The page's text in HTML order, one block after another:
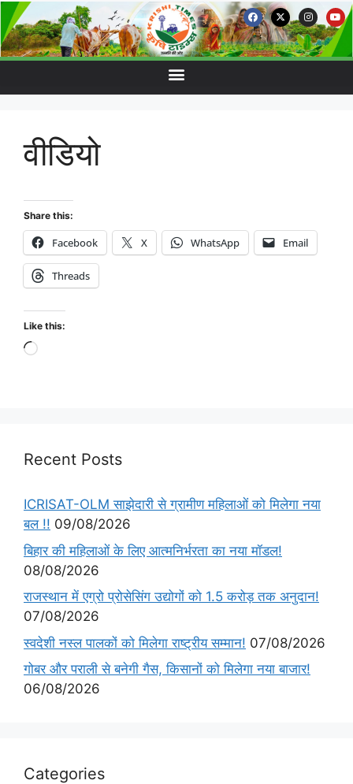
वीडियो
Share this:
Facebook X WhatsApp Email
Threads
Like this:
Recent Posts
ICRISAT-OLM साझेदारी से ग्रामीण महिलाओं को मिलेगा नया
बल !! 09/08/2026
बिहार की महिलाओं के लिए आत्मनिर्भरता का नया मॉडल!
08/08/2026
राजस्थान में एग्रो प्रोसेसिंग उद्योगों को 1.5 करोड़ तक अनुदान!
07/08/2026
स्वदेशी नस्ल पालकों को मिलेगा राष्ट्रीय सम्मान! 07/08/2026
गोबर और पराली से बनेगी गैस, किसानों को मिलेगा नया बाजार!
06/08/2026
Categories